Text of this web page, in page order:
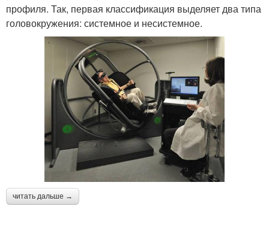
профиля. Так, первая классификация выделяет два типа
головокружения: системное и несистемное.
читать дальше →